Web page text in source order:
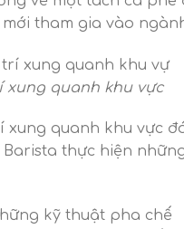
tham gia vào
xung quanh khu vực
quanh khu vực
Barista thực hiện